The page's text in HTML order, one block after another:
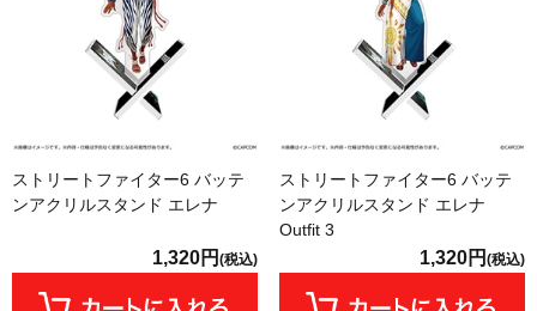
ストリートファイター6 バッテ
ンアクリルスタンド エレナ
1,320円 (税込)
ストリートファイター6 バッテ
ンアクリルスタンド エレナ
Outfit 3
1,320円 (税込)